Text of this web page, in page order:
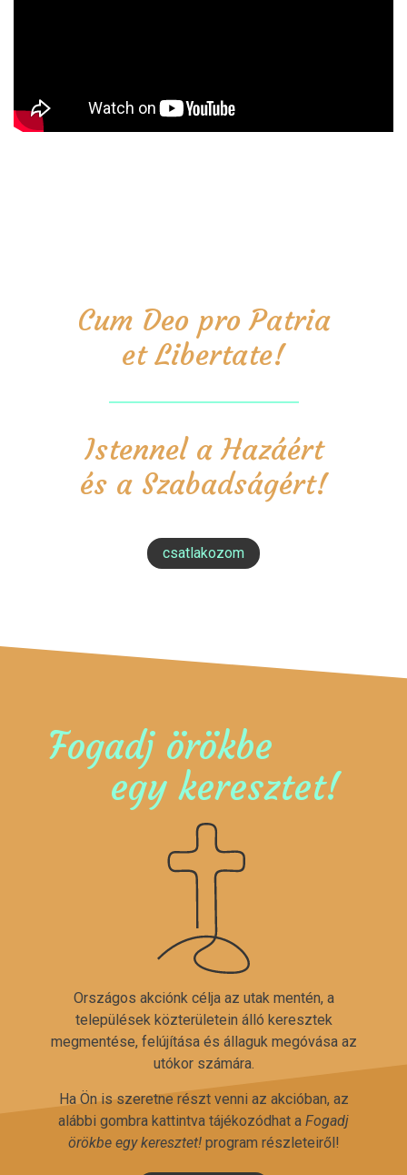
Cum Deo pro Patria
et Libertate!
Istennel a Hazáért
és a Szabadságért!
csatlakozom
Fogadj örökbe
egy keresztet!
Országos akciónk célja az utak mentén, a
települések közterületein álló keresztek
megmentése, felújítása és állaguk megóvása az
utókor számára.
Ha Ön is szeretne részt venni az akcióban, az
alábbi gombra kattintva tájékozódhat a Fogadj
örökbe egy keresztet!program részleteiről!